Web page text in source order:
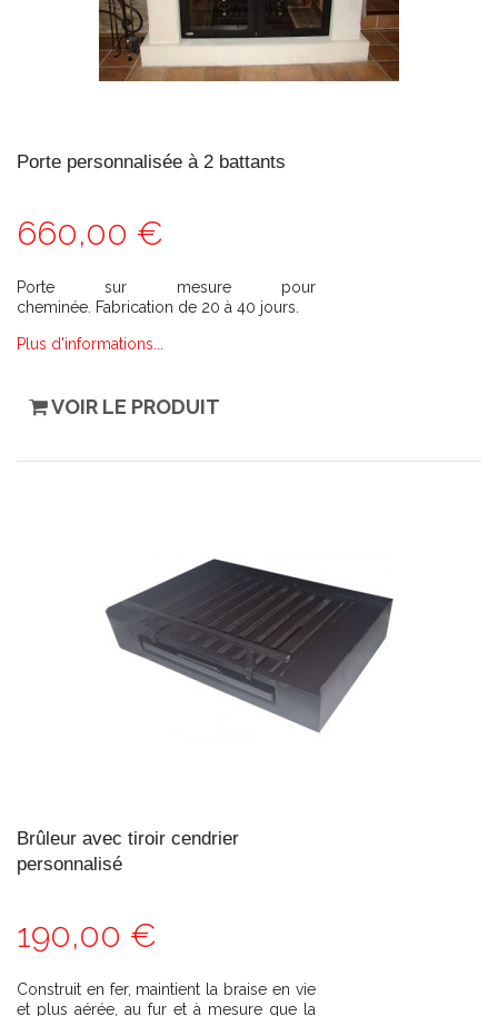
Porte personnalisée à 2 battants
660,00 €
Porte sur mesure pour
cheminée. Fabrication de 20 à 40 jours.
Plus d'informations...
VOIR LE PRODUIT
Brûleur avec tiroir cendrier
personnalisé
190,00 €
Construit en fer, maintient la braise en vie
et plus aérée, au fur et à mesure que la